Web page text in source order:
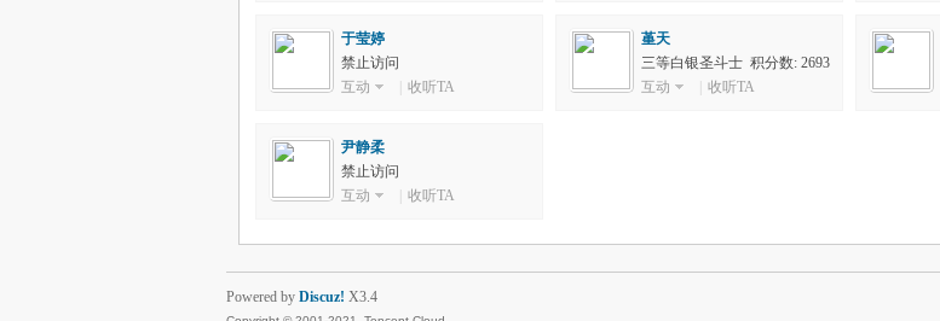
于莹婷
禁止访问
互动
收听TA
堇天
三等白银圣斗士 积分数: 2693
互动
收听TA
尹静柔
禁止访问
互动
收听TA
Powered by Discuz! X3.4